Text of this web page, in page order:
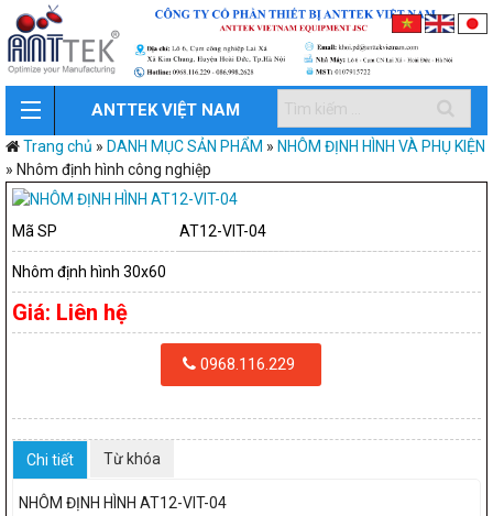
ANTTEK VIỆT NAM
Trang chủ » DANH MỤC SẢN PHẨM » NHÔM ĐỊNH HÌNH VÀ PHỤ KIỆN
» Nhôm định hình công nghiệp
Mã SP AT12-VIT-04
Nhôm định hình 30x60
Giá: Liên hệ
0968.116.229
Chi tiết Từ khóa
NHÔM ĐỊNH HÌNH AT12-VIT-04